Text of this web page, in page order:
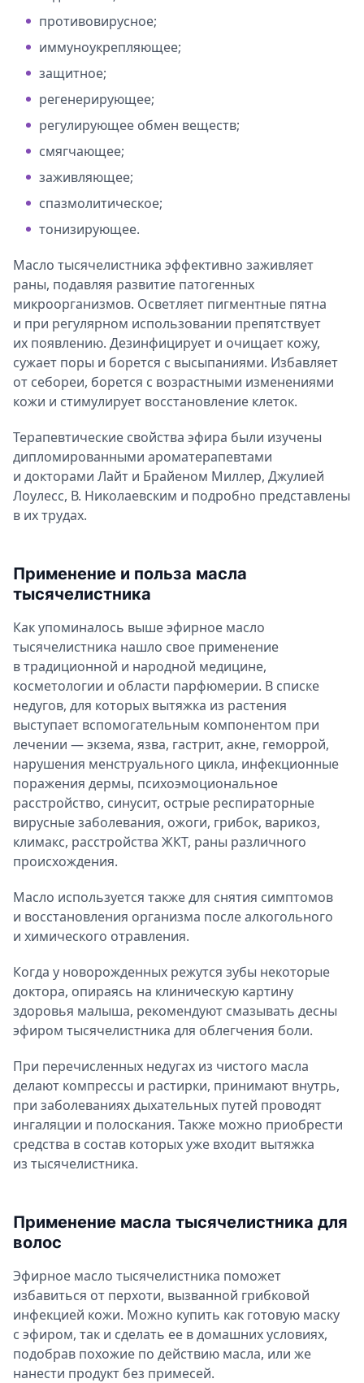
противовирусное;
иммуноукрепляющее;
защитное;
регенерирующее;
регулирующее обмен веществ;
смягчающее;
заживляющее;
спазмолитическое;
тонизирующее.
Масло тысячелистника эффективно заживляет
раны, подавляя развитие патогенных
микроорганизмов. Осветляет пигментные пятна
и при регулярном использовании препятствует
их появлению. Дезинфицирует и очищает кожу,
сужает поры и борется с высыпаниями. Избавляет
от себореи, борется с возрастными изменениями
кожи и стимулирует восстановление клеток.
Терапевтические свойства эфира были изучены
дипломированными ароматерапевтами
и докторами Лайт и Брайеном Миллер, Джулией
Лоулесс, В. Николаевским и подробно представлены
в их трудах.
Применение и польза масла
тысячелистника
Как упоминалось выше эфирное масло
тысячелистника нашло свое применение
в традиционной и народной медицине,
косметологии и области парфюмерии. В списке
недугов, для которых вытяжка из растения
выступает вспомогательным компонентом при
лечении — экзема, язва, гастрит, акне, геморрой,
нарушения менструального цикла, инфекционные
поражения дермы, психоэмоциональное
расстройство, синусит, острые респираторные
вирусные заболевания, ожоги, грибок, варикоз,
климакс, расстройства ЖКТ, раны различного
происхождения.
Масло используется также для снятия симптомов
и восстановления организма после алкогольного
и химического отравления.
Когда у новорожденных режутся зубы некоторые
доктора, опираясь на клиническую картину
здоровья малыша, рекомендуют смазывать десны
эфиром тысячелистника для облегчения боли.
При перечисленных недугах из чистого масла
делают компрессы и растирки, принимают внутрь,
при заболеваниях дыхательных путей проводят
ингаляции и полоскания. Также можно приобрести
средства в состав которых уже входит вытяжка
из тысячелистника.
Применение масла тысячелистника для
волос
Эфирное масло тысячелистника поможет
избавиться от перхоти, вызванной грибковой
инфекцией кожи. Можно купить как готовую маску
с эфиром, так и сделать ее в домашних условиях,
подобрав похожие по действию масла, или же
нанести продукт без примесей.